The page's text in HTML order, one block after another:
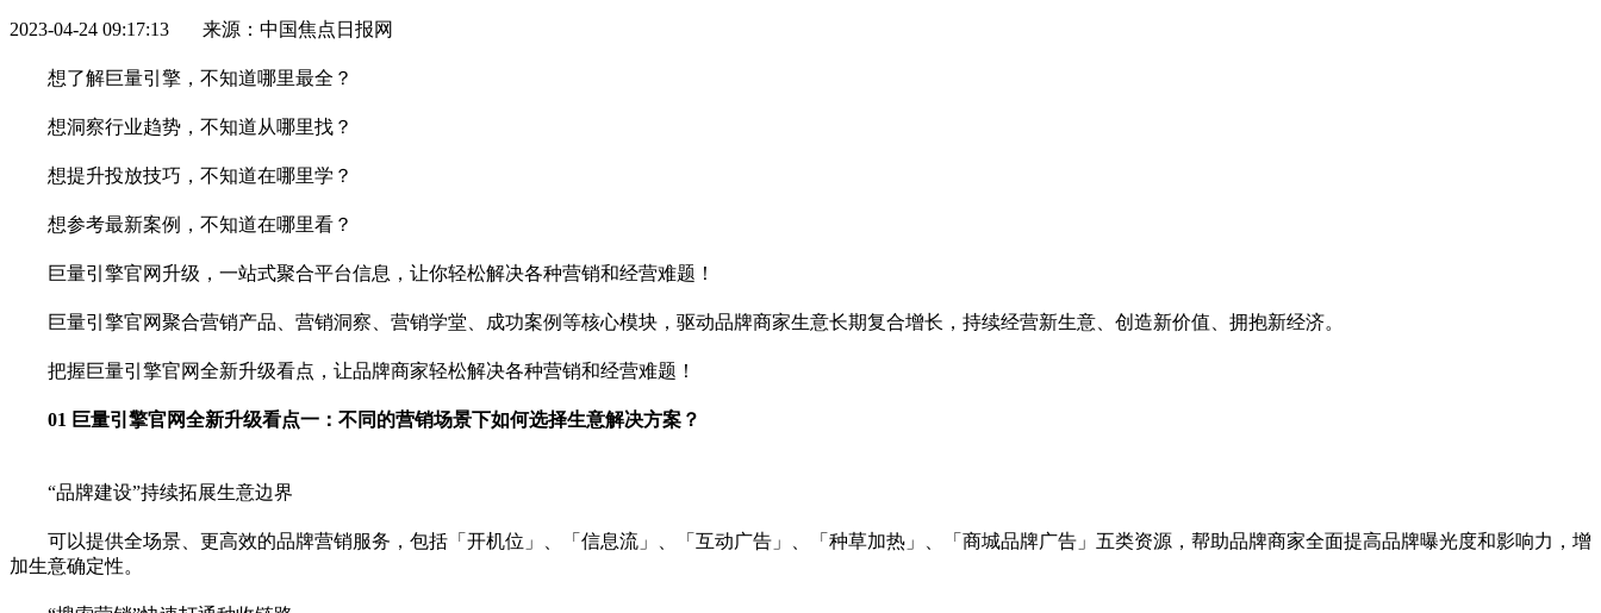
2023-04-24 09:17:13 来源：中国焦点日报网
想了解巨量引擎，不知道哪里最全？
想洞察行业趋势，不知道从哪里找？
想提升投放技巧，不知道在哪里学？
想参考最新案例，不知道在哪里看？
巨量引擎官网升级，一站式聚合平台信息，让你轻松解决各种营销和经营难题！
巨量引擎官网聚合营销产品、营销洞察、营销学堂、成功案例等核心模块，驱动品牌商家生意长期复合增长，持续经营新生意、创造新价值、拥抱新经济。
把握巨量引擎官网全新升级看点，让品牌商家轻松解决各种营销和经营难题！
01 巨量引擎官网全新升级看点一：不同的营销场景下如何选择生意解决方案？
“品牌建设”持续拓展生意边界
可以提供全场景、更高效的品牌营销服务，包括「开机位」、「信息流」、「互动广告」、「种草加热」、「商城品牌广告」五类资源，帮助品牌商家全面提高品牌曝光度和影响力，增
加生意确定性。